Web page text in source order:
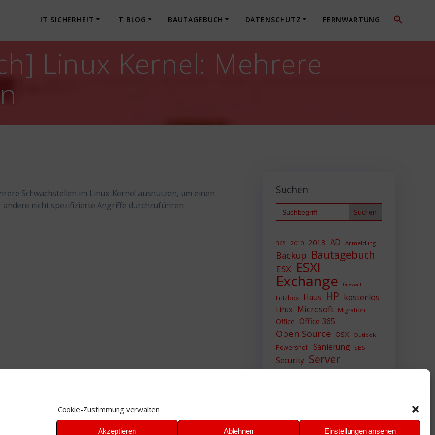
Cookie-Zustimmung verwalten
Akzeptieren Ablehnen Einstellungen ansehen
IT SICHERHEIT IT BLOG BAUTAGEBUCH DATENSCHUTZ FERNWARTUNG
Linux Kernel: Mehrere
Schwachstellen im Linux-Kernel ausnutzen, um einen
andere nicht spezifizierte Angriffe durchzuführen.
Suchen
Search
for:
365 2010 2013 AD Anmeldung
Backup Bautagebuch
ESX ESXI
Exchange firewall
Fritzbox Haus HP kostenlos
Linux Microsoft Migration
Office Office 365
Open Source OSX Outlook
Powershell Sanierung SBS
Security Server
Sicherheit SIEM
VMWare VPN WAZUH